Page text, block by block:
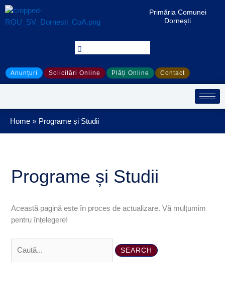
Treci
conținut
Primăria Comunei
Dornești
Anunțuri Solicitări Online Plăți Online Contact
Home Programe și Studii
Programe și Studii
Această pagină este în proces de actualizare. Vă mulțumim
pentru înțelegere!
Search
S
e
h